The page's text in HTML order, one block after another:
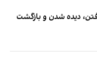
دیده شدن و بازگشت